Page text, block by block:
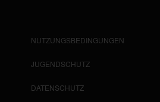
NUTZUNGSBEDINGUNGEN
JUGENDSCHUTZ
DATENSCHUTZ